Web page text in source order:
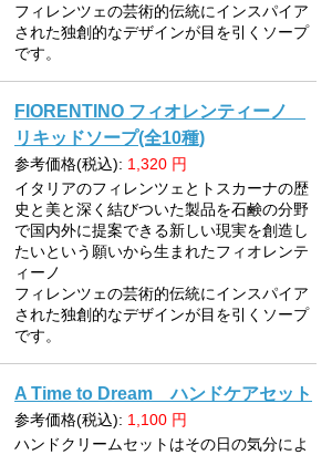
フィレンツェの芸術的伝統にインスパイア
された独創的なデザインが目を引くソープ
です。
FIORENTINO フィオレンティーノ
リキッドソープ(全10種)
参考価格(税込): 1,320 円
イタリアのフィレンツェとトスカーナの歴
史と美と深く結びついた製品を石鹸の分野
で国内外に提案できる新しい現実を創造し
たいという願いから生まれたフィオレンテ
ィーノ
フィレンツェの芸術的伝統にインスパイア
された独創的なデザインが目を引くソープ
です。
A Time to Dream ハンドケアセット
参考価格(税込): 1,100 円
ハンドクリームセットはその日の気分によ